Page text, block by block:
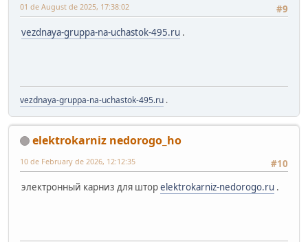
#9
01 de August de 2025, 17:38:02
vezdnaya-gruppa-na-uchastok-495.ru .
vezdnaya-gruppa-na-uchastok-495.ru .
elektrokarniz nedorogo_ho
#10
10 de February de 2026, 12:12:35
электронный карниз для шторelektrokarniz-nedorogo.ru .